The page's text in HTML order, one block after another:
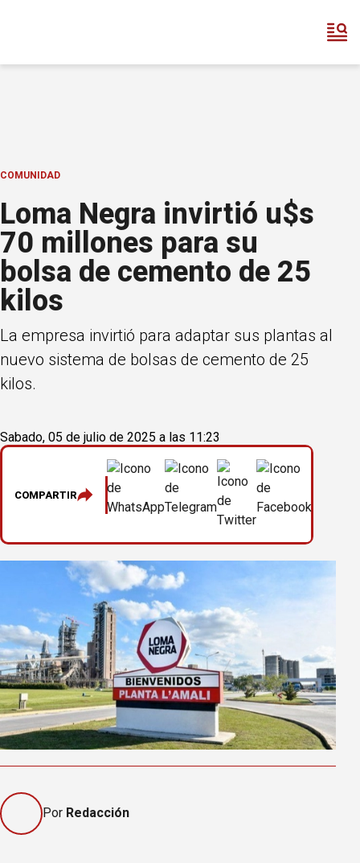
COMUNIDAD
Loma Negra invirtió u$s
70 millones para su
bolsa de cemento de 25
kilos
La empresa invirtió para adaptar sus plantas al
nuevo sistema de bolsas de cemento de 25
kilos.
Sabado, 05 de julio de 2025 a las 11:23
COMPARTIR
Por Redacción